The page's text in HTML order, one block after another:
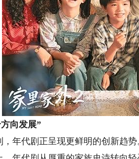
向发展”
年代剧正呈现更鲜明的创新趋势